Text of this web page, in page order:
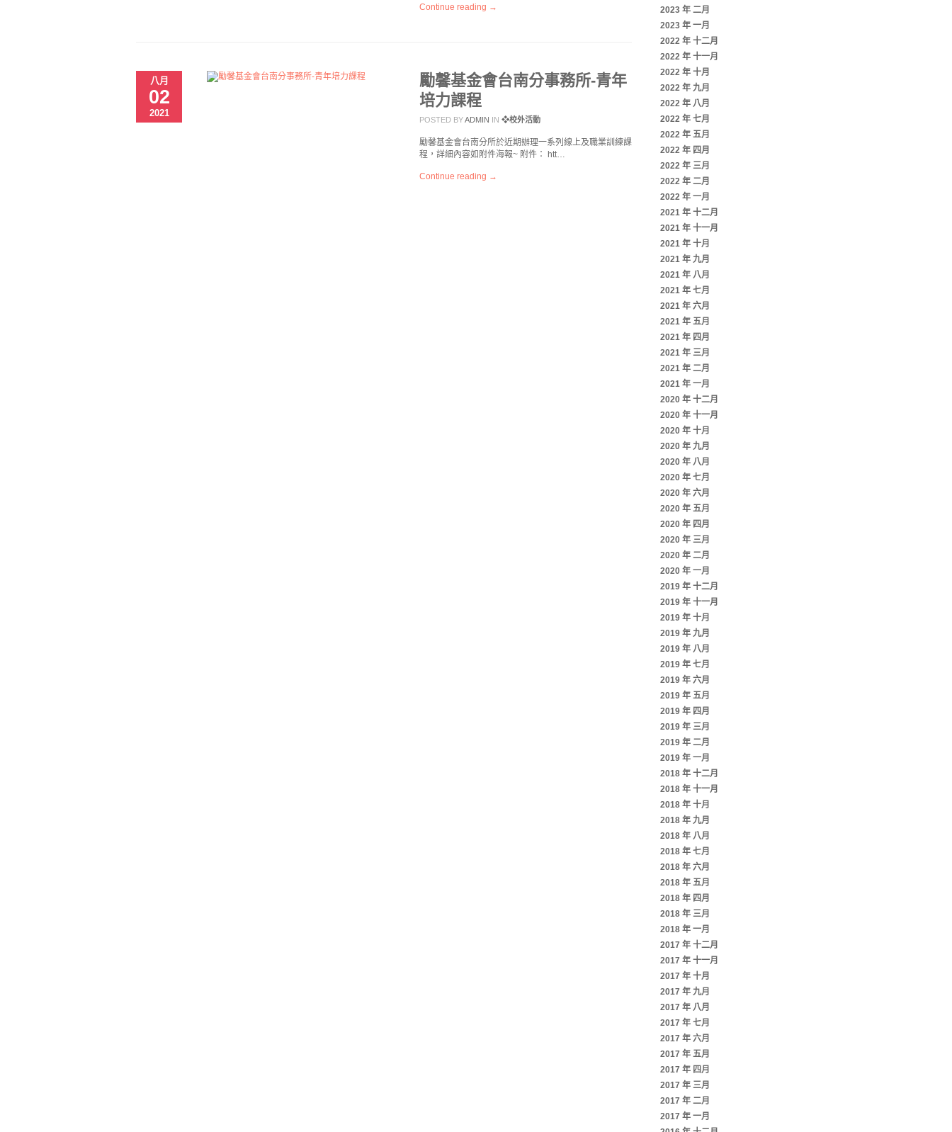
Continue reading →
八月
02
2021
勵馨基金會台南分事務所-青年
培力課程
POSTED BYADMIN IN ❖校外活動
勵馨基金會台南分所於近期辦理一系列線上及職業訓練課
程，詳細內容如附件海報~ 附件： htt…
Continue reading →
2023 年 二月
2023 年 一月
2022 年 十二月
2022 年 十一月
2022 年 十月
2022 年 九月
2022 年 八月
2022 年 七月
2022 年 五月
2022 年 四月
2022 年 三月
2022 年 二月
2022 年 一月
2021 年 十二月
2021 年 十一月
2021 年 十月
2021 年 九月
2021 年 八月
2021 年 七月
2021 年 六月
2021 年 五月
2021 年 四月
2021 年 三月
2021 年 二月
2021 年 一月
2020 年 十二月
2020 年 十一月
2020 年 十月
2020 年 九月
2020 年 八月
2020 年 七月
2020 年 六月
2020 年 五月
2020 年 四月
2020 年 三月
2020 年 二月
2020 年 一月
2019 年 十二月
2019 年 十一月
2019 年 十月
2019 年 九月
2019 年 八月
2019 年 七月
2019 年 六月
2019 年 五月
2019 年 四月
2019 年 三月
2019 年 二月
2019 年 一月
2018 年 十二月
2018 年 十一月
2018 年 十月
2018 年 九月
2018 年 八月
2018 年 七月
2018 年 六月
2018 年 五月
2018 年 四月
2018 年 三月
2018 年 一月
2017 年 十二月
2017 年 十一月
2017 年 十月
2017 年 九月
2017 年 八月
2017 年 七月
2017 年 六月
2017 年 五月
2017 年 四月
2017 年 三月
2017 年 二月
2017 年 一月